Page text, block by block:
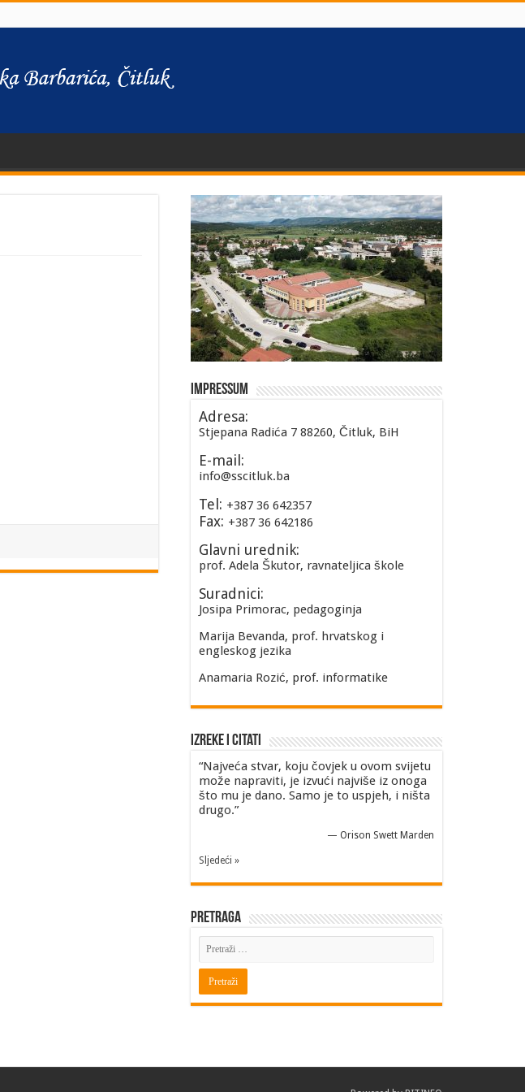
Impressum
Adresa:
Stjepana Radića 7 88260, Čitluk, BiH
E-mail:
info@sscitluk.ba
Tel: +387 36 642357
Fax: +387 36 642186
Glavni urednik:
prof. Adela Škutor, ravnateljica škole
Suradnici:
Josipa Primorac, pedagoginja
Marija Bevanda, prof. hrvatskog i
engleskog jezika
Anamaria Rozić, prof. informatike
Izreke i Citati
“Najveća stvar, koju čovjek u ovom svijetu
može napraviti, je izvući najviše iz onoga
što mu je dano. Samo je to uspjeh, i ništa
drugo.”
— Orison Swett Marden
Sljedeći »
Pretraga